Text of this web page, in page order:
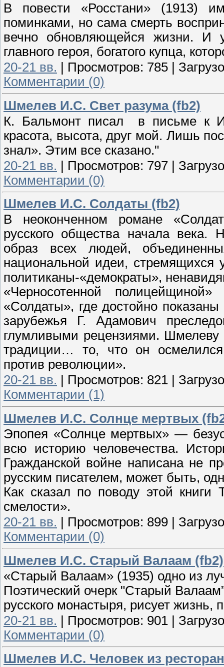
В повести «Росстани» (1913)
поминками, но сама смерть
вечно обновляющейся жизни. И
главного героя, богатого купца,
20-21 вв.
Просмотров: 785
Комментарии (0)
Шмелев И.С. Свет разума (fb2)
К. Бальмонт писал в письме к
красота, высота, друг мой. Лишь
знал». Этим все сказано."
20-21 вв. | Просмотров: 797 |
Комментарии (0)
Шмелев И.С. Солдаты (fb2)
В неоконченном романе
русского общества начала века.
образ всех людей,
национальной идеи, стремящихся
политиканы-«демократы»,
«Черносотенной
«Солдаты», где достойно
зарубежья Г. Адамович
глумливыми рецензиями. Шмелеву
традиции… то, что он
против революции».
20-21 вв.
Просмотров: 821
Комментарии (1)
Шмелев И.С. Солнце мертвых
Эпопея «Солнце мертвых» —
всю историю человечества.
Гражданской войне написана не
русским писателем, может быть,
Как сказал по поводу этой
смелости».
20-21 вв.
Просмотров: 899
Комментарии (0)
Шмелев И.С. Старый Валаам (fb2)
«Старый Валаам» (1935) одно из
Поэтический очерк "Старый
русского монастыря, рисует жизнь,
20-21 вв. | Просмотров: 901 |
Комментарии (0)
Шмелев И.С. Человек из